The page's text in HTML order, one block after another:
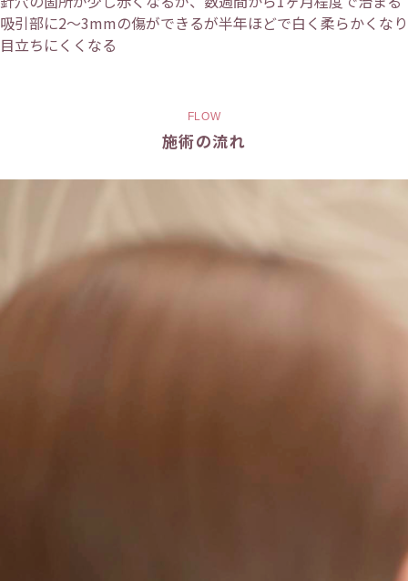
吸引部に2～3mmの傷ができるが半年ほどで白く柔らかくなり
目立ちにくくなる
FLOW
施術の流れ